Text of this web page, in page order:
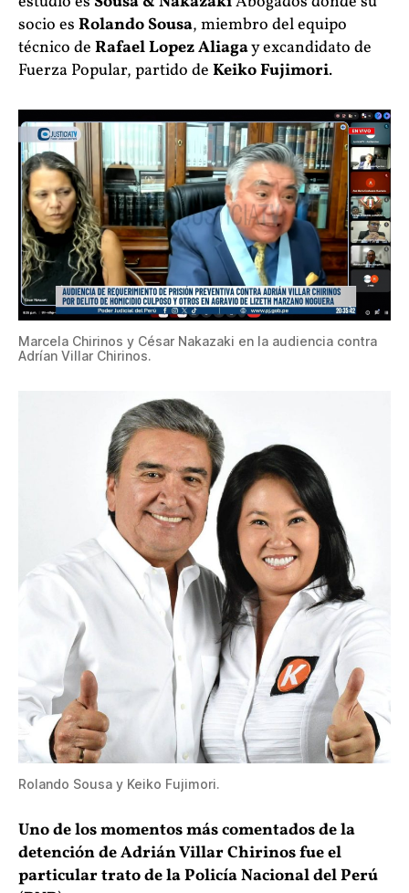
socio es Rolando Sousa, miembro del equipo
técnico de Rafael Lopez Aliagay excandidato de
Fuerza Popular, partido de Keiko Fujimori.
Marcela Chirinos y César Nakazaki en la audiencia contra
Adrían Villar Chirinos.
Rolando Sousa y Keiko Fujimori.
Uno de los momentos más comentados de la
detención de Adrián Villar Chirinos fue el
particular trato de la Policía Nacional del Perú